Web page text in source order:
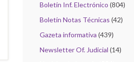
Boletín Inf. Electrónico (804)
Boletín Notas Técnicas (42)
Gazeta informativa (439)
Newsletter Of. Judicial (14)